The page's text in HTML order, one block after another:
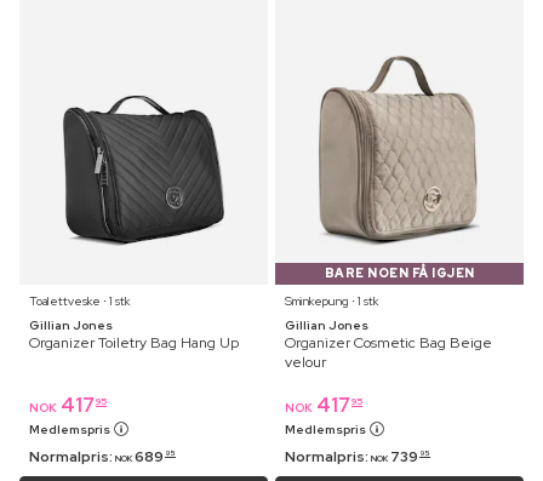
Toalettveske ⋅ 1 stk
Gillian Jones
Organizer Toiletry Bag Hang Up
NOK 417 95
Medlemspris
Normalpris: NOK 689 95
BARE NOEN FÅ IGJEN
Sminkepung ⋅ 1 stk
Gillian Jones
Organizer Cosmetic Bag Beige
velour
NOK 417 95
Medlemspris
Normalpris: NOK 739 95